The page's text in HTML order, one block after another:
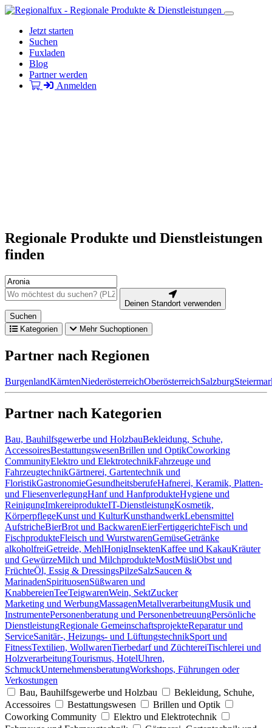
Jetzt starten
Suchen
Fuxladen
Blog
Partner werden
Anmelden
Regionale Produkte und Dienstleistungen
finden
Deinen Standort verwenden
Suchen
Kategorien
Mehr Suchoptionen
Partner nach Regionen
BurgenlandKärntenNiederösterreichOberösterreichSalzburg
Partner nach Kategorien
Bau, Bauhilfsgewerbe und HolzbauBekleidung, Schuhe,
AccessoiresBestattungswesenBrillen und OptikCoworking
CommunityElektro und ElektrotechnikFahrzeuge und
FahrzeugtechnikGärtnerei, Gartentechnik und
FloristikGastronomieGesundheitsberufeHafnerei, Keramik, Platten-
und FliesenverlegungHanf und HanfprodukteHygiene und
ReinigungImkereiprodukteIT-DienstleistungKosmetik,
KörperpflegeKunst und KulturKunsthandwerkLebensmittel
AufstricheBierBrot und BackwarenEierFertiggerichteFisch und
FischprodukteFleisch und WurstwarenGemüseGetränke
alkoholfreiGetreide, MehlHonigInsektenKaffee und KakauKräuter
und GewürzeMilch und MilchprodukteMostMüsliObst und
FrüchteÖl, Essig & DressingsPilzeSalzSaucen &
MarinadenSpirituosenSüßwaren und
KnabbereienTeeTeigwarenWein, SektZucker
Marketing und WerbungMassagenMetallverarbeitungMusik und
InstrumentePersonenberatung und PersonenbetreuungPersönliche
DienstleistungRegionale GemeinschaftsprojekteReparatur und
ServiceSanitär-, Heizungs- und LüftungstechnikSport und
FitnessTextilien, WollwarenTierbedarf und ZüchtereiTischlerei und
HolzverarbeitungTourismus, HotelUhren,
SchmuckUnternehmensberatungWorkshops, Führungen oder
Verkostungen
Bau, Bauhilfsgewerbe und Holzbau
Bekleidung, Schuhe,
Accessoires
Bestattungswesen
Brillen und Optik
Coworking Community
Elektro und Elektrotechnik